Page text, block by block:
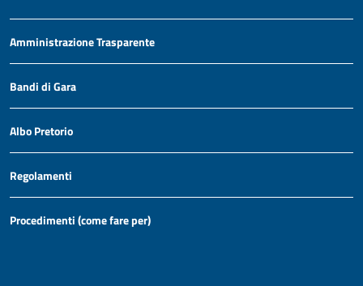
Amministrazione Trasparente
Bandi di Gara
Albo Pretorio
Regolamenti
Procedimenti (come fare per)